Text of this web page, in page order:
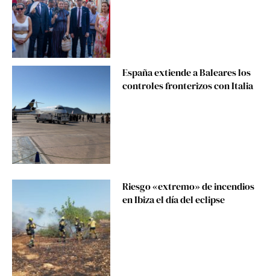
España extiende a Baleares los
controles fronterizos con Italia
Riesgo «extremo» de incendios
en Ibiza el día del eclipse